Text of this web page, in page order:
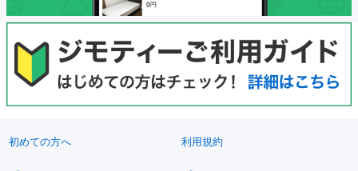
初めての方へ 利用規約